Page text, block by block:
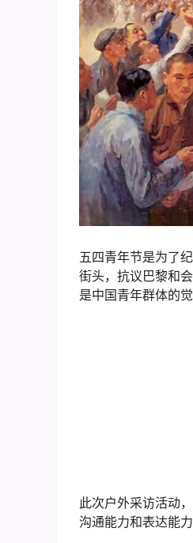
五四青年节是为了
街头，抗议巴黎和
是中国青年群体的